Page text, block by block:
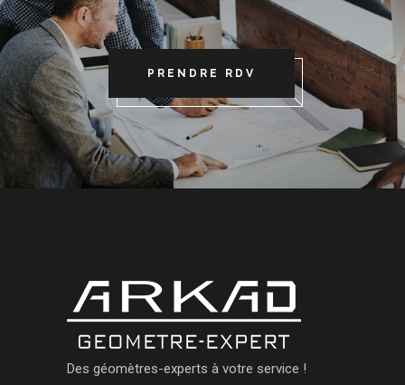
PRENDRE RDV
Des géomètres-experts à votre service !